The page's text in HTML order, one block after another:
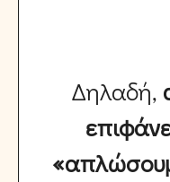
Δηλαδή,